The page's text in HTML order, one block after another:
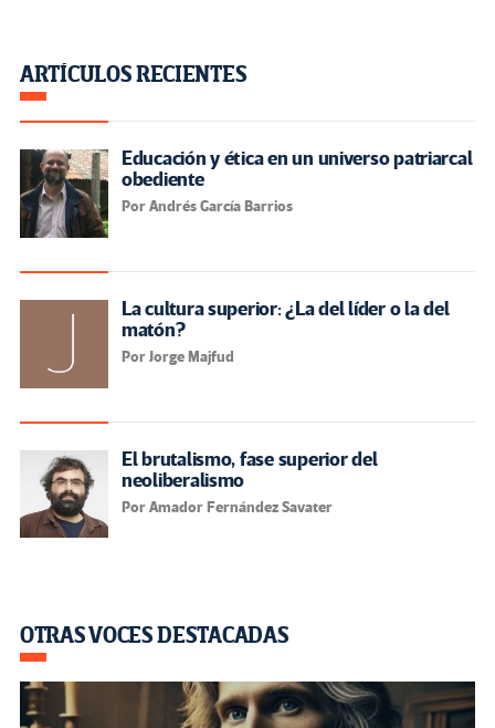
ARTÍCULOS RECIENTES
Educación y ética en un universo patriarcal
obediente
Por Andrés García Barrios
La cultura superior: ¿La del líder o la del
matón?
Por Jorge Majfud
El brutalismo, fase superior del
neoliberalismo
Por Amador Fernández Savater
OTRAS VOCES DESTACADAS